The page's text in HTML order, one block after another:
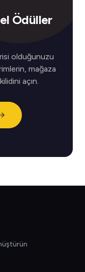
Ödüller
olduğunuzu
mağaza
açın.